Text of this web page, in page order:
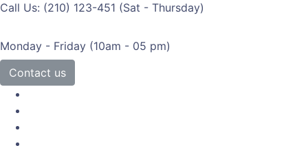
Call Us: (210) 123-451 (Sat - Thursday)
Monday - Friday (10am - 05 pm)
Contact us